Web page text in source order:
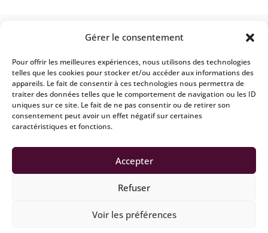
Gérer le consentement
Pour offrir les meilleures expériences, nous utilisons des technologies
telles que les cookies pour stocker et/ou accéder aux informations des
appareils. Le fait de consentir à ces technologies nous permettra de
traiter des données telles que le comportement de navigation ou les ID
uniques sur ce site. Le fait de ne pas consentir ou de retirer son
consentement peut avoir un effet négatif sur certaines
caractéristiques et fonctions.
Accepter
Refuser
Voir les préférences
Acteur de référence du conseil en stratégie de
formation et ingénierie pédagogique, Alberon
Partners intervient en France et à l’international
sous forme de missions de conseil, de conférences
et d’actions de formation des équipes L&D.